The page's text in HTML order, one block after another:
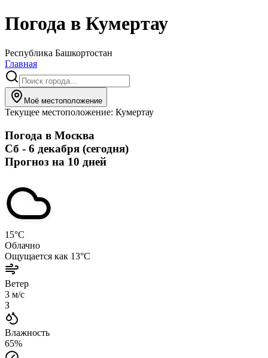
Погода в Кумертау
Республика Башкортостан
Главная
Моё местоположение
Текущее местоположение: Кумертау
Погода в Москва
Сб - 6 декабря (сегодня)
Прогноз на 10 дней
15°C
Облачно
Ощущается как 13°C
Ветер
3 м/с
З
Влажность
65%